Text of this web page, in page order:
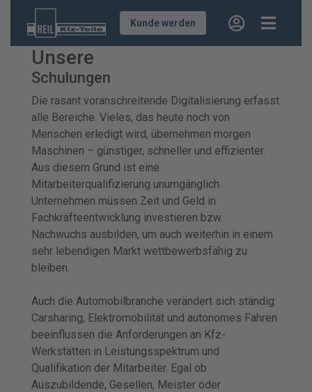
Kunde werden
Unsere
Schulungen
Die rasant voranschreitende Digitalisierung erfasst
alle Bereiche. Vieles, das heute noch von
Menschen erledigt wird, übernehmen morgen
Maschinen – günstiger, schneller und effizienter.
Aus diesem Grund ist eine
Mitarbeiterqualifizierung unumgänglich.
Unternehmen müssen Zeit und Geld in
Fachkräfteentwicklung investieren bzw.
Nachwuchs ausbilden, um auch weiterhin in einem
sehr lebendigen Markt wettbewerbsfähig zu
bleiben.
Auch die Automobilbranche verändert sich ständig:
Carsharing, Elektromobilität und autonomes Fahren
beeinflussen die Anforderungen an Kfz-
Werkstätten in Leistungsspektrum und
Qualifikation der Mitarbeiter. Egal ob
Auszubildende, Gesellen, Meister oder